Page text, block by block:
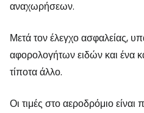
αναχωρήσεων.
Μετά τον έλεγχο ασφαλείας,
αφορολογήτων ειδών και ένα
τίποτα άλλο.
Οι τιμές στο αεροδρόμιο είναι